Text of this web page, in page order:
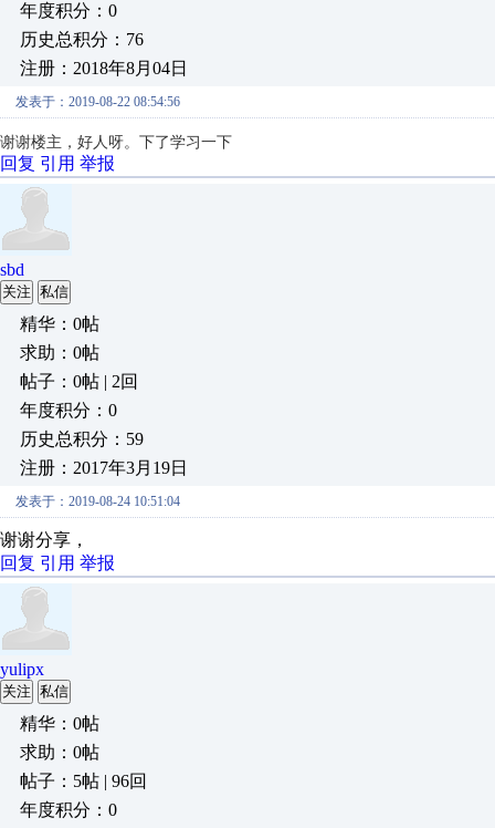
年度积分：0
历史总积分：76
注册：2018年8月04日
发表于：2019-08-22 08:54:56
谢谢楼主，好人呀。下了学习一下
回复 引用 举报
sbd
关注 私信
精华：0帖
求助：0帖
帖子：0帖 | 2回
年度积分：0
历史总积分：59
注册：2017年3月19日
发表于：2019-08-24 10:51:04
谢谢分享，
回复 引用 举报
yulipx
关注 私信
精华：0帖
求助：0帖
帖子：5帖 | 96回
年度积分：0